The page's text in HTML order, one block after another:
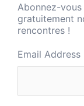
Abonnez-
gratuitement
rencontres !
Email Address